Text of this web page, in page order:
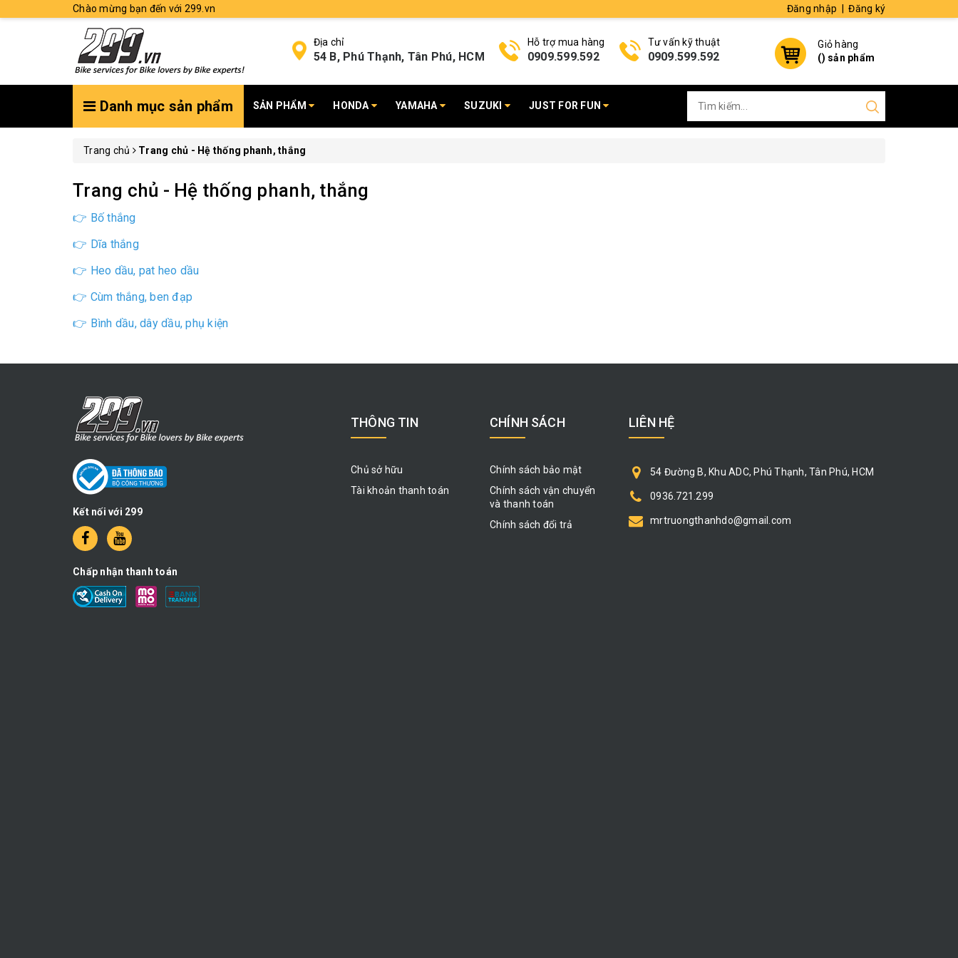
Chào mừng bạn đến với 299.vn Đăng nhập Đăng ký
Địa chỉ
54 B, Phú Thạnh, Tân Phú, HCM
Hỗ trợ mua hàng
0909.599.592
Tư vấn kỹ thuật
0909.599.592
Giỏ hàng
() sản phẩm
Danh mục sản phẩm SẢN PHẨM HONDA YAMAHA SUZUKI JUST FOR FUN
Trang chủ Trang chủ - Hệ thống phanh, thắng
Trang chủ - Hệ thống phanh, thắng
👉 Bố thắng
👉 Dĩa thắng
👉 Heo dầu, pat heo dầu
👉 Cùm thắng, ben đạp
👉 Bình dầu, dây dầu, phụ kiện
Kết nối với 299
Chấp nhận thanh toán
THÔNG TIN
Chủ sở hữu
Tài khoản thanh toán
CHÍNH SÁCH
Chính sách bảo mật
Chính sách vận chuyển
và thanh toán
Chính sách đổi trả
LIÊN HỆ
54 Đường B, Khu ADC, Phú Thạnh, Tân Phú, HCM
0936.721.299
mrtruongthanhdo@gmail.com